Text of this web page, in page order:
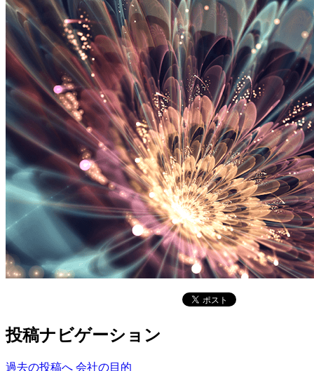
投稿ナビゲーション
過去の投稿へ 会社の目的